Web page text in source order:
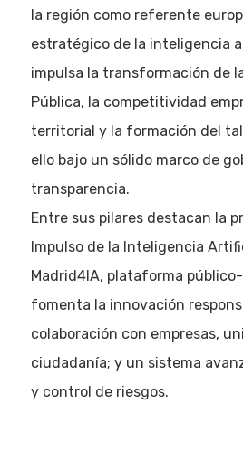
la región como referente
estratégico de la inteligencia
impulsa la transformación de
Pública, la competitividad
territorial y la formación del
ello bajo un sólido marco de
transparencia.
Entre sus pilares destacan la
Impulso de la Inteligencia
Madrid4IA, plataforma
fomenta la innovación
colaboración con empresas,
ciudadanía; y un sistema
y control de riesgos.